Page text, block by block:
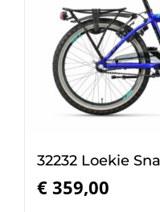
32232 Loekie
€ 359,00